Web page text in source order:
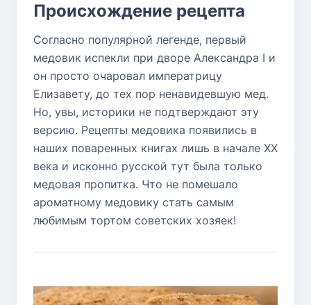
Происхождение рецепта
Согласно популярной легенде, первый
медовик испекли при дворе Александра I и
он просто очаровал императрицу
Елизавету, до тех пор ненавидевшую мед.
Но, увы, историки не подтверждают эту
версию. Рецепты медовика появились в
наших поваренных книгах лишь в начале ХХ
века и исконно русской тут была только
медовая пропитка. Что не помешало
ароматному медовику стать самым
любимым тортом советских хозяек!